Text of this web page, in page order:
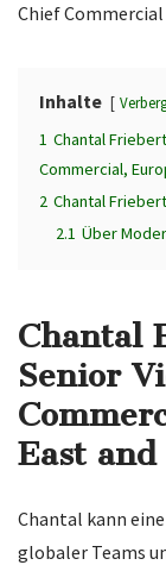
Chief
Inhalte
1 Chantal
Commercial,
2 Chantal
2.1 Über
Chantal
Senior
East and
Chantal kann
globaler Teams